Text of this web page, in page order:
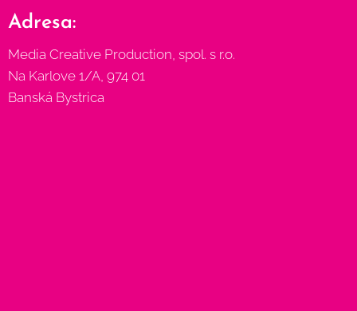
Adresa:
Media Creative Production, spol. s r.o.
Na Karlove 1/A, 974 01
Banská Bystrica